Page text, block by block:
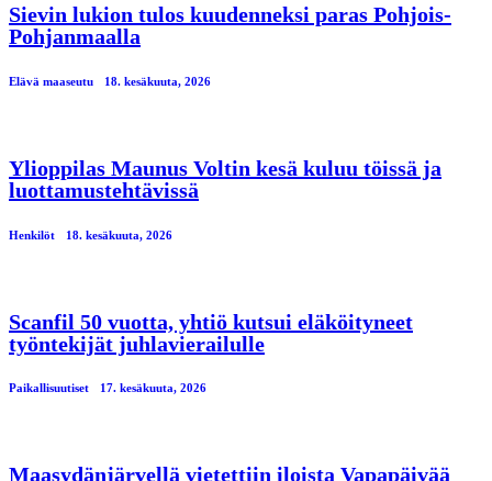
Sievin lukion tulos kuudenneksi paras Pohjois-
Pohjanmaalla
Elävä maaseutu 18. kesäkuuta, 2026
Ylioppilas Maunus Voltin kesä kuluu töissä ja
luottamustehtävissä
Henkilöt 18. kesäkuuta, 2026
Scanfil 50 vuotta, yhtiö kutsui eläköityneet
työntekijät juhlavierailulle
Paikallisuutiset 17. kesäkuuta, 2026
Maasydänjärvellä vietettiin iloista Vapapäivää